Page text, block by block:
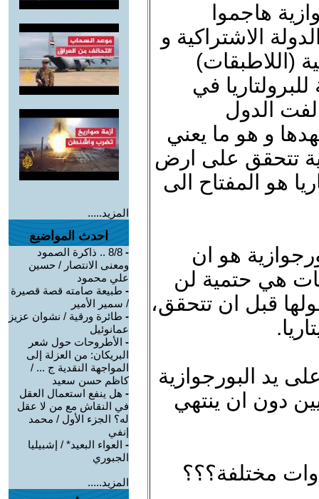
هاجموا
الاشتراكية و
(اللاطبقات)
في
الدول
و هو ما يعني
تتحقق على ارض
هو المفتاح الى
هو ان
هي حتمية لن
قبل ان تتحقق،
يد البورجوازية
دون ان ينتهي
مختلفة؟؟؟
المزيد.....
احدث المواضيع
-
8/8 .. ذاكرة الصمود
ومعنى الانتصار / حسين
علي محمود
- طبيعة صامته قصة قصيرة
/ سمير الأمير
- طائرة ورقية / نشوان عزيز
عمانوئيل
- الأطروحات حول شعر
البريكان: من العزلة إلى
المواجهة النقدية ج ... /
كاظم حسن سعيد
- هل ينفع استعمال العقل
في النقاش مع من لا عقل
له؟ الجزء الأول / محمد
إنفي
- العواء البعيد* / إشبيليا
الجبوري
المزيد.....